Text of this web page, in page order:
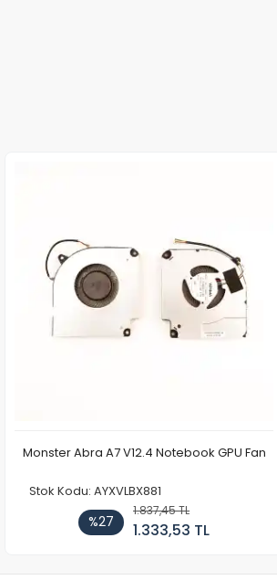
Monster Abra A7 V12.4 Notebook GPU Fan
Stok Kodu: AYXVLBX881
%27
1.837,45 TL
1.333,53 TL